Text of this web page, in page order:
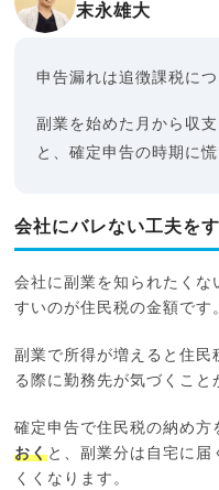
末永雄大
申告漏れは追徴課税につ
副業を始めた月から収
と、確定申告の時期に
会社にバレない工夫を
会社に副業を知られたくな
すいのが住民税の金額です
副業で所得が増えると住民
る際に勤務先が気づくこと
確定申告で住民税の納め方
おくと、副業分は自宅に届
くくなります。